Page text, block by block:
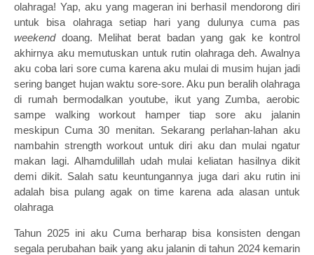
olahraga! Yap, aku yang mageran ini berhasil mendorong diri
untuk bisa olahraga setiap hari yang dulunya cuma pas
weekend doang. Melihat berat badan yang gak ke kontrol
akhirnya aku memutuskan untuk rutin olahraga deh. Awalnya
aku coba lari sore cuma karena aku mulai di musim hujan jadi
sering banget hujan waktu sore-sore. Aku pun beralih olahraga
di rumah bermodalkan youtube, ikut yang Zumba, aerobic
sampe walking workout hamper tiap sore aku jalanin
meskipun Cuma 30 menitan. Sekarang perlahan-lahan aku
nambahin strength workout untuk diri aku dan mulai ngatur
makan lagi. Alhamdulillah udah mulai keliatan hasilnya dikit
demi dikit. Salah satu keuntungannya juga dari aku rutin ini
adalah bisa pulang agak on time karena ada alasan untuk
olahraga
Tahun 2025 ini aku Cuma berharap bisa konsisten dengan
segala perubahan baik yang aku jalanin di tahun 2024 kemarin